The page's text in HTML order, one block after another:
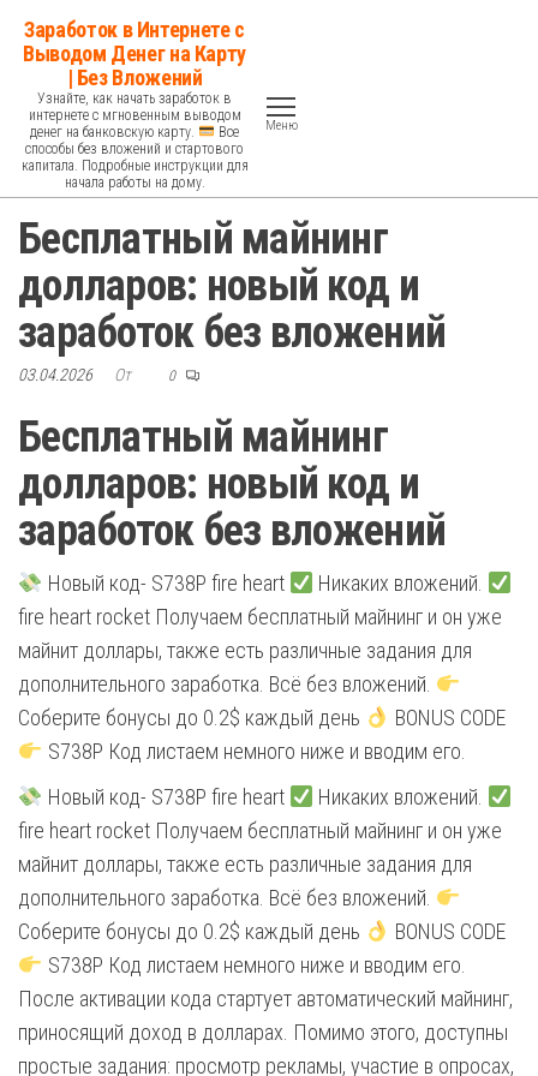
Перейти
содержимому
Заработок в Интернете с
Выводом Денег на Карту
| Без Вложений
Узнайте, как начать заработок в
интернете с мгновенным выводом
денег на банковскую карту.
Все
способы без вложений и стартового
капитала. Подробные инструкции для
начала работы на дому.
Меню
Бесплатный майнинг
долларов: новый код и
заработок без вложений
03.04.2026 От 0
Бесплатный майнинг
долларов: новый код и
заработок без вложений
Новый код- S738P fire heart
Никаких вложений.
fire heart rocket Получаем бесплатный майнинг и он уже
майнит доллары, также есть различные задания для
дополнительного заработка. Всё без вложений.
Соберите бонусы до 0.2$ каждый день
BONUS CODE
S738P Код листаем немного ниже и вводим его.
Новый код- S738P fire heart
Никаких вложений.
fire heart rocket Получаем бесплатный майнинг и он уже
майнит доллары, также есть различные задания для
дополнительного заработка. Всё без вложений.
Соберите бонусы до 0.2$ каждый день
BONUS CODE
S738P Код листаем немного ниже и вводим его.
После активации кода стартует автоматический майнинг,
приносящий доход в долларах. Помимо этого, доступны
простые задания: просмотр рекламы, участие в опросах,